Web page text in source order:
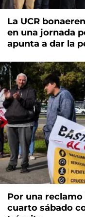
La UCR
en una jornada
apunta a dar la
Por una
cuarto sábado